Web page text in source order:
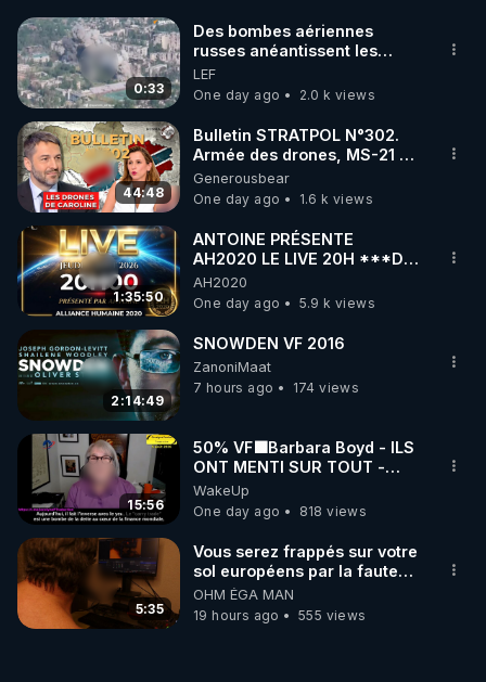
0:33
Des bombes aériennes
russes anéantissent les
centres de contrôle de
drones de 3 brigades
ukrainienne
LEF
One day ago
2.0 k views
44:48
Bulletin STRATPOL N°302.
Armée des drones, MS-21 en
série, missiles coréens.
07.08.2026.
Generousbear
One day ago
1.6 k views
1:35:50
ANTOINE PRÉSENTE
AH2020 LE LIVE 20H ***DU
06/08/2026***
AH2020
One day ago
5.9 k views
2:14:49
SNOWDEN VF 2016
ZanoniMaat
7 hours ago
174 views
15:56
50% VF🟩Barbara Boyd - ILS
ONT MENTI SUR TOUT -
Jocelyne Traduction
WakeUp
One day ago
818 views
5:35
Vous serez frappés sur votre
sol européens par la faute
des dirigeants qui s'en
mettent dans le nez
OHM ÉGA MAN
19 hours ago
555 views